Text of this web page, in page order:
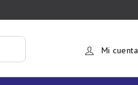
Mi cuenta